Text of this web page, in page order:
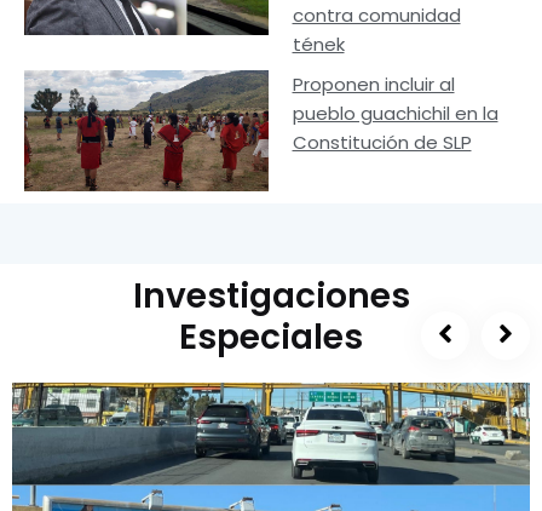
contra comunidad
tének
Proponen incluir al
pueblo guachichil en la
Constitución de SLP
Investigaciones
Especiales